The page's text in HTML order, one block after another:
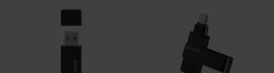
お客様は、商品写真データに関する著作権
等の一切の権利が当社に帰属することに同
意します。
2.利用許諾